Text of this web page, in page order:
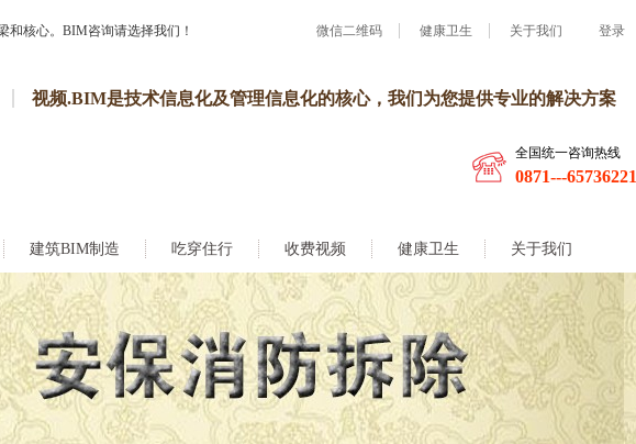
和核心。BIM咨询请选择我们！ 微信二维码 健康卫生 关于我们 登录
视频.BIM是技术信息化及管理信息化的核心，我们为您提供专业的解决方案
全国统一咨询热线
0871---65736221
建筑BIM制造 吃穿住行 收费视频 健康卫生 关于我们